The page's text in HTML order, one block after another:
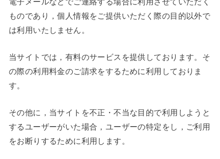
ものであり，個人情報をご提供いただく際の目的以外で
は利用いたしません。
当サイトでは，有料のサービスを提供しております。そ
の際の利用料金のご請求をするために利用しておりま
す。
その他に，当サイトを不正・不当な目的で利用しようと
するユーザーがいた場合，ユーザーの特定をし，ご利用
をお断りするために利用します。